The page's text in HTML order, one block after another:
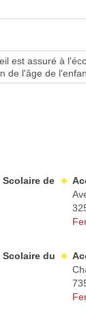
est assuré à
de l'âge de
de
du